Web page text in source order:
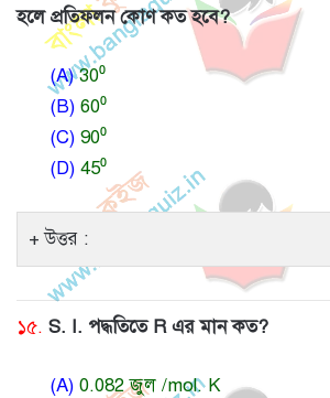
হলে প্রতিফলন কোণ কত হবে?
(A)30⁰
(B) 60⁰
(C) 90⁰
(D) 45⁰
উত্তর :
১৫. S. I. পদ্ধতিতে R এর মান কত?
(A) 0.082 জুল /mol. K